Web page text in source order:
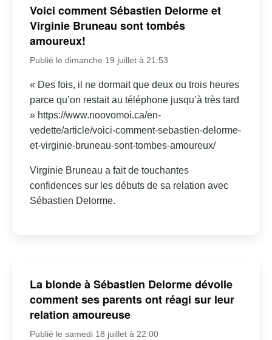
Voici comment Sébastien Delorme et
Virginie Bruneau sont tombés
amoureux!
Publié le dimanche 19 juillet à 21:53
« Des fois, il ne dormait que deux ou trois heures
parce qu’on restait au téléphone jusqu’à très tard
» https://www.noovomoi.ca/en-
vedette/article/voici-comment-sebastien-delorme-
et-virginie-bruneau-sont-tombes-amoureux/
Virginie Bruneau a fait de touchantes
confidences sur les débuts de sa relation avec
Sébastien Delorme.
La blonde à Sébastien Delorme dévoile
comment ses parents ont réagi sur leur
relation amoureuse
Publié le samedi 18 juillet à 22:00